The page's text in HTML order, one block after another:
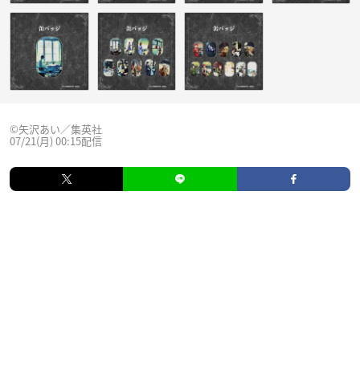
©矢沢あい／集英社
07/21(月) 00:15配信